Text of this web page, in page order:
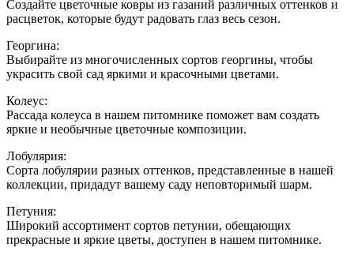
Создайте цветочные ковры из газаний различных оттенков и
расцветок, которые будут радовать глаз весь сезон.
Георгина:
Выбирайте из многочисленных сортов георгины, чтобы
украсить свой сад яркими и красочными цветами.
Колеус:
Рассада колеуса в нашем питомнике поможет вам создать
яркие и необычные цветочные композиции.
Лобулярия:
Сорта лобулярии разных оттенков, представленные в нашей
коллекции, придадут вашему саду неповторимый шарм.
Петуния:
Широкий ассортимент сортов петунии, обещающих
прекрасные и яркие цветы, доступен в нашем питомнике.